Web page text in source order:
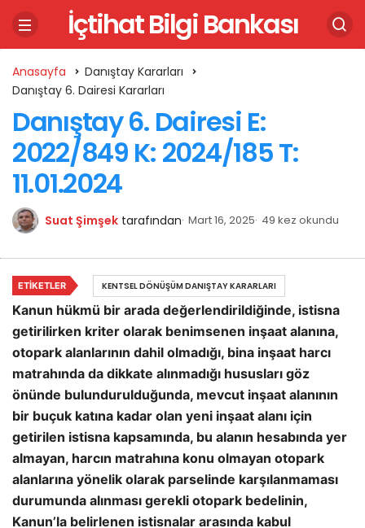
İçtihat Bilgi Bankası
Anasayfa
Danıştay Kararları
Danıştay 6. Dairesi Kararları
Danıştay 6. Dairesi E:
2022/849 K: 2024/185 T:
11.01.2024
Suat Şimşek tarafından Mart 16, 2025 49 kez okundu
Kanun hükmü bir arada değerlendirildiğinde, istisna
getirilirken kriter olarak benimsenen inşaat alanına,
otopark alanlarının dahil olmadığı, bina inşaat harcı
matrahında da dikkate alınmadığı hususları göz
önünde bulundurulduğunda, mevcut inşaat alanının
bir buçuk katına kadar olan yeni inşaat alanı için
getirilen istisna kapsamında, bu alanın hesabında yer
almayan, harcın matrahına konu olmayan otopark
alanlarına yönelik olarak parselinde karşılanmaması
durumunda alınması gerekli otopark bedelinin,
Kanun’la belirlenen istisnalar arasında kabul
ETIKETLER KENTSEL DÖNÜŞÜM DANIŞTAY KARARLARI